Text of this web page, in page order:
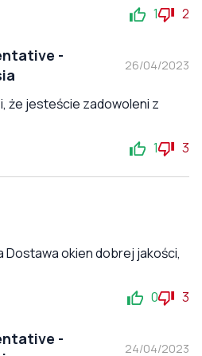
1 2
-
26/04/2023
że jesteście zadowoleni z
1 3
Dostawa okien dobrej jakości,
0 3
-
24/04/2023